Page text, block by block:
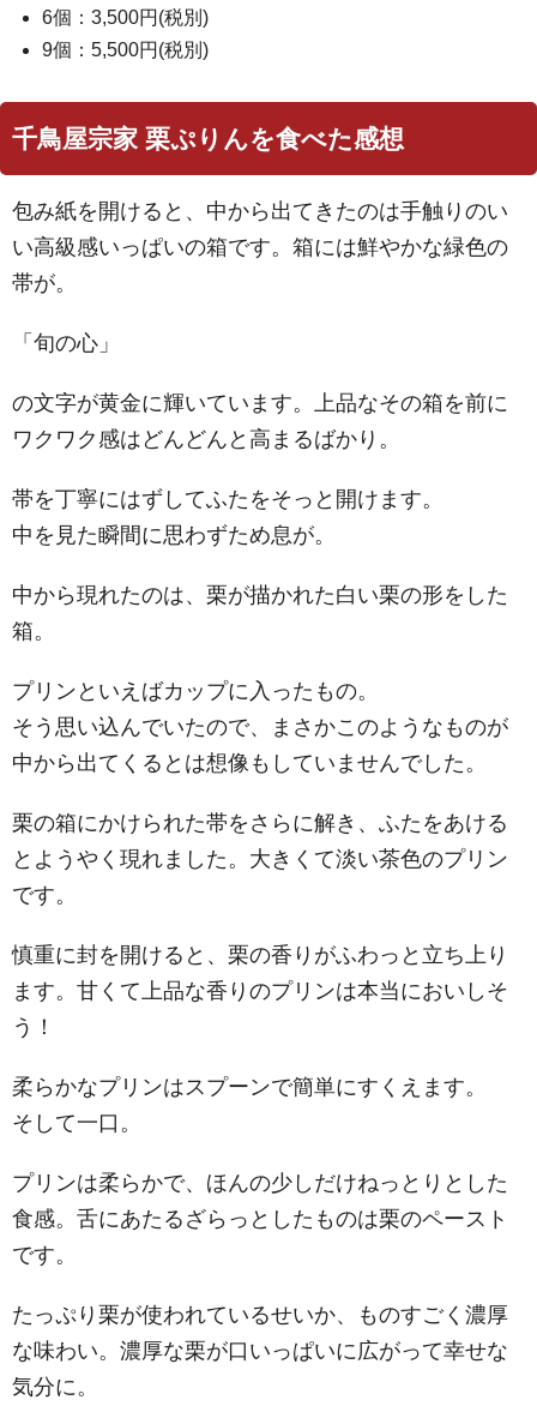
6個：3,500円(税別)
9個：5,500円(税別)
千鳥屋宗家 栗ぷりんを食べた感想
包み紙を開けると、中から出てきたのは手触りのい
い高級感いっぱいの箱です。箱には鮮やかな緑色の
帯が。
「旬の心」
の文字が黄金に輝いています。上品なその箱を前に
ワクワク感はどんどんと高まるばかり。
帯を丁寧にはずしてふたをそっと開けます。
中を見た瞬間に思わずため息が。
中から現れたのは、栗が描かれた白い栗の形をした
箱。
プリンといえばカップに入ったもの。
そう思い込んでいたので、まさかこのようなものが
中から出てくるとは想像もしていませんでした。
栗の箱にかけられた帯をさらに解き、ふたをあける
とようやく現れました。大きくて淡い茶色のプリン
です。
慎重に封を開けると、栗の香りがふわっと立ち上り
ます。甘くて上品な香りのプリンは本当においしそ
う！
柔らかなプリンはスプーンで簡単にすくえます。
そして一口。
プリンは柔らかで、ほんの少しだけねっとりとした
食感。舌にあたるざらっとしたものは栗のペースト
です。
たっぷり栗が使われているせいか、ものすごく濃厚
な味わい。濃厚な栗が口いっぱいに広がって幸せな
気分に。